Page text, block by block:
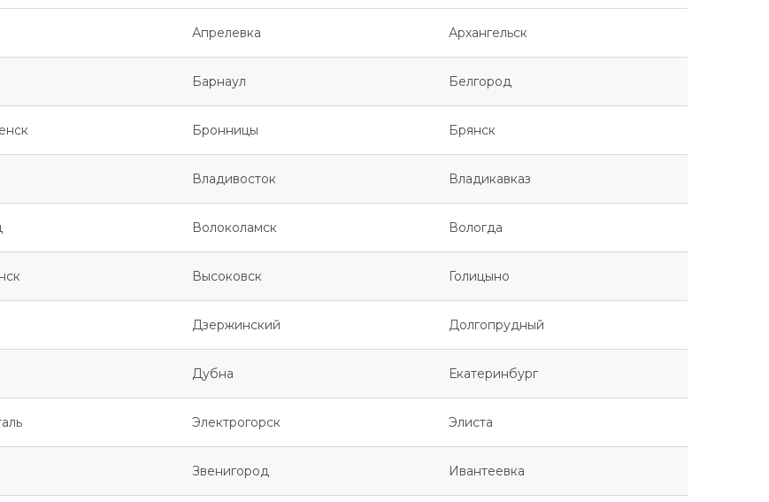
Апрелевка Архангельск
Барнаул Белгород
Бронницы Брянск
Владивосток Владикавказ
Волоколамск Вологда
Высоковск Голицыно
Дзержинский Долгопрудный
Дубна Екатеринбург
Электрогорск Элиста
Звенигород Ивантеевка